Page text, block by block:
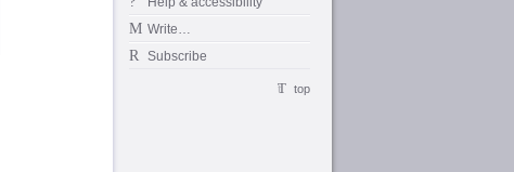
Write…
Subscribe
top